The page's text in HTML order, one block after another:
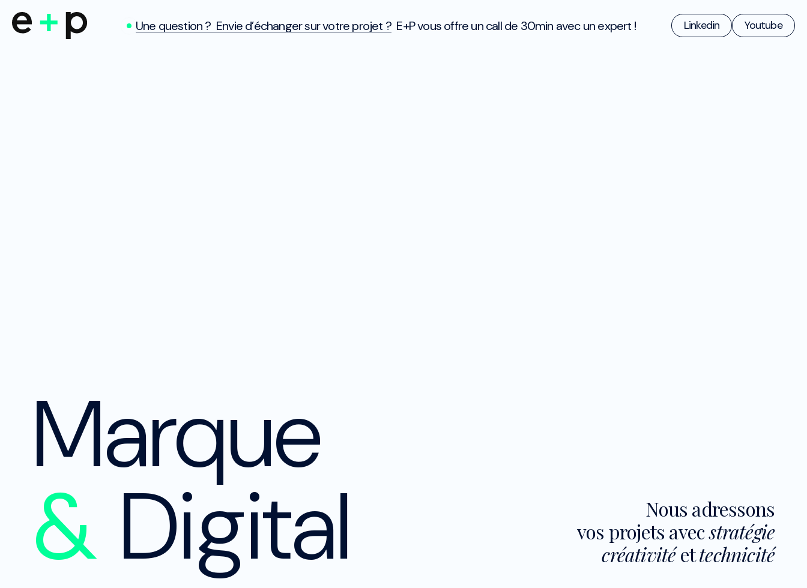
Une question ? Envie d’échanger sur votre projet ? E+P vous offre un call de 30min avec un expert ! Linkedin Youtube
Marque
& Digital
Nous adressons
vos projets avecstratégie
créativitéettechnicité